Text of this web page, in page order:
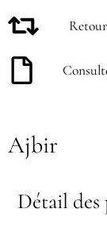
Ajbir
Détail